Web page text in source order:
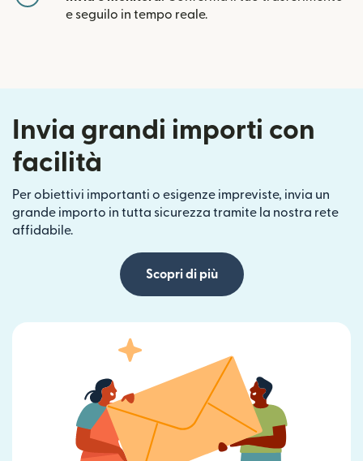
e seguilo in tempo reale.
Invia grandi importi con
facilità
Per obiettivi importanti o esigenze impreviste, invia un
grande importo in tutta sicurezza tramite la nostra rete
affidabile.
Scopri di più